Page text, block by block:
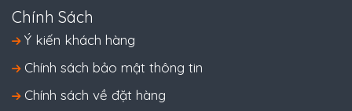
Chính Sách
Ý kiến khách hàng
Chính sách bảo mật thông tin
Chính sách về đặt hàng